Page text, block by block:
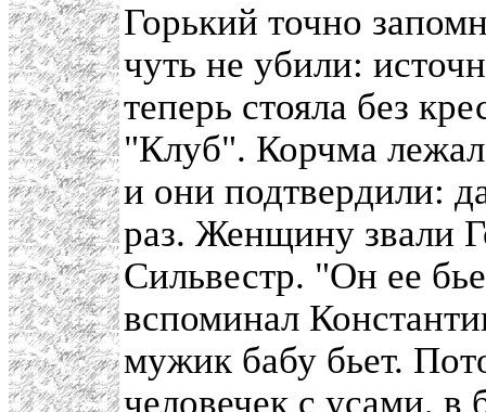
Горький точно
чуть не убили:
теперь стояла без
"Клуб". Корчма
и они подтвердили:
раз. Женщину звали
Сильвестр. "Он ее
вспоминал
мужик бабу бьет.
человечек с усами, в